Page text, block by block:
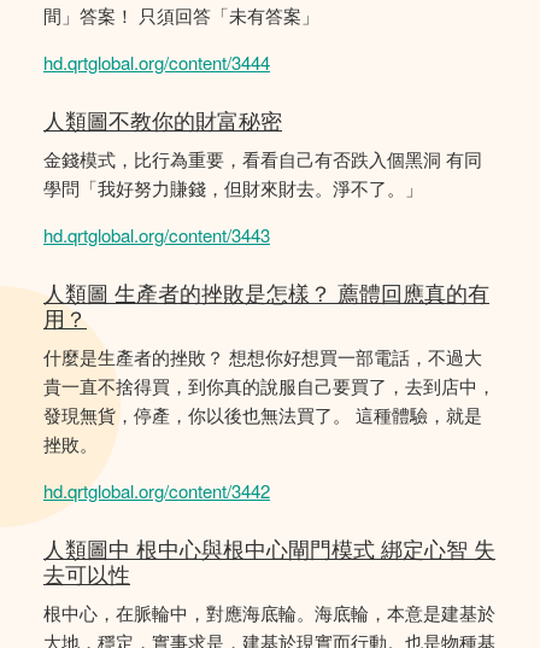
間」答案！ 只須回答「未有答案」
hd.qrtglobal.org/content/3444
人類圖不教你的財富秘密
金錢模式，比行為重要，看看自己有否跌入個黑洞 有同
學問「我好努力賺錢，但財來財去。淨不了。」
hd.qrtglobal.org/content/3443
人類圖 生產者的挫敗是怎樣？ 薦體回應真的有
用？
什麼是生產者的挫敗？ 想想你好想買一部電話，不過大
貴一直不捨得買，到你真的說服自己要買了，去到店中，
發現無貨，停產，你以後也無法買了。 這種體驗，就是
挫敗。
hd.qrtglobal.org/content/3442
人類圖中 根中心與根中心閘門模式 綁定心智 失
去可以性
根中心，在脈輪中，對應海底輪。海底輪，本意是建基於
大地，穩定，實事求是，建基於現實而行動。也是物種基